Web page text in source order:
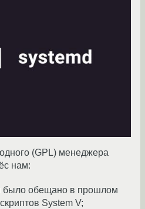
(GPL) менеджера
нам:
было обещано в прошлом
System V;